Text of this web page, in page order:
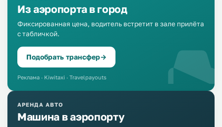
Из аэропорта в город
Фиксированная цена, водитель встретит в зале прилёта
с табличкой.
Подобрать трансфер→
Реклама · Kiwitaxi · Travelpayouts
АРЕНДА АВТО
Машина в аэропорту